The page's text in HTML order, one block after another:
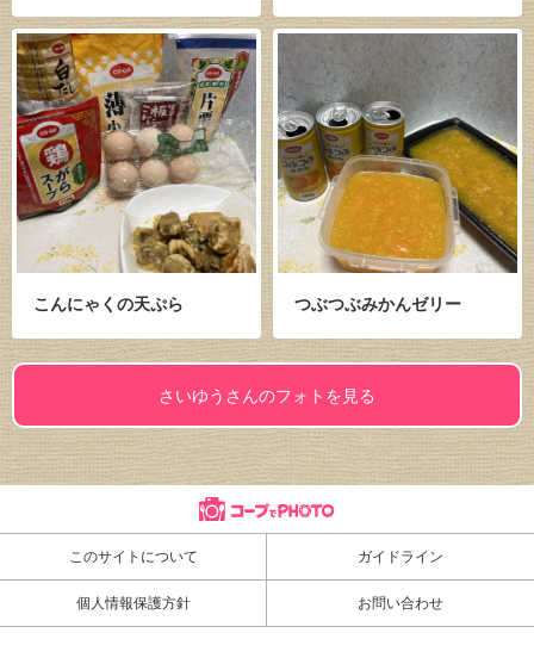
こんにゃくの天ぷら つぶつぶみかんゼリー
さいゆうさんのフォトを見る
このサイトについて ガイドライン
個人情報保護方針 お問い合わせ